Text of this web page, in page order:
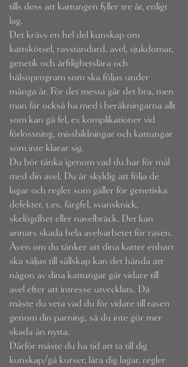
tills dess att kattungen fyller tre år, enligt
lag.
Det krävs en hel del kunskap om
kattskötsel, rasstandard, avel, sjukdomar,
genetik och ärftlighetslära och
hälsoprogram som ska följas under
många år. För det mesta går det bra, men
man får också ha med i beräkningarna allt
som kan gå fel, ex komplikationer vid
förlossning, missbildningar och kattungar
som inte klarar sig.
Du bör tänka igenom vad du har för mål
med din avel. Du är skyldig att följa de
lagar och regler som gäller för genetiska
defekter, t.ex. färgfel, svansknick,
skelögdhet eller navelbråck. Det kan
annars skada hela avelsarbetet för rasen.
Även om du tänker att dina katter enbart
ska säljas till sällskap kan det hända att
någon av dina kattungar går vidare till
avel efter att intresse utvecklats. Då
måste du veta vad du för vidare till rasen
genom din parning, så du inte gör mer
skada än nytta.
Därför måste du ha tid att ta till dig
kunskap/gå kurser, lära dig lagar, regler